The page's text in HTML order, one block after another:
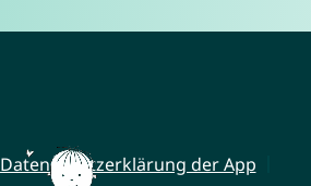
Datenschutzerklärung der App